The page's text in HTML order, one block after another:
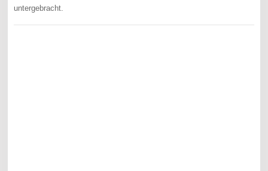
untergebracht.